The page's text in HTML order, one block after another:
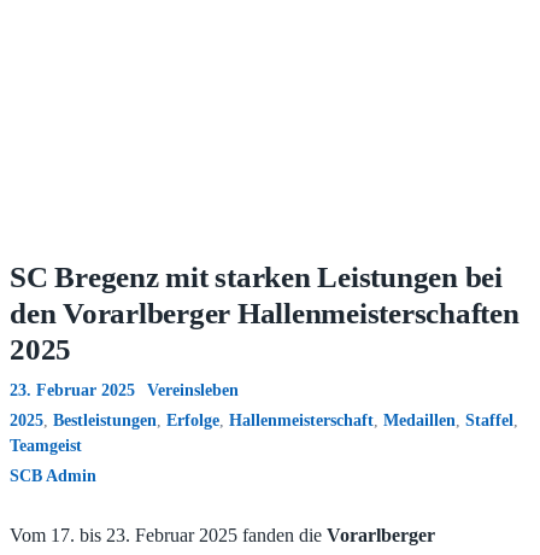
SC Bregenz mit starken Leistungen bei
den Vorarlberger Hallenmeisterschaften
2025
23. Februar 2025
Vereinsleben
2025 Bestleistungen Erfolge Hallenmeisterschaft Medaillen Staffel
Teamgeist
SCB Admin
Vom 17. bis 23. Februar 2025 fanden die Vorarlberger